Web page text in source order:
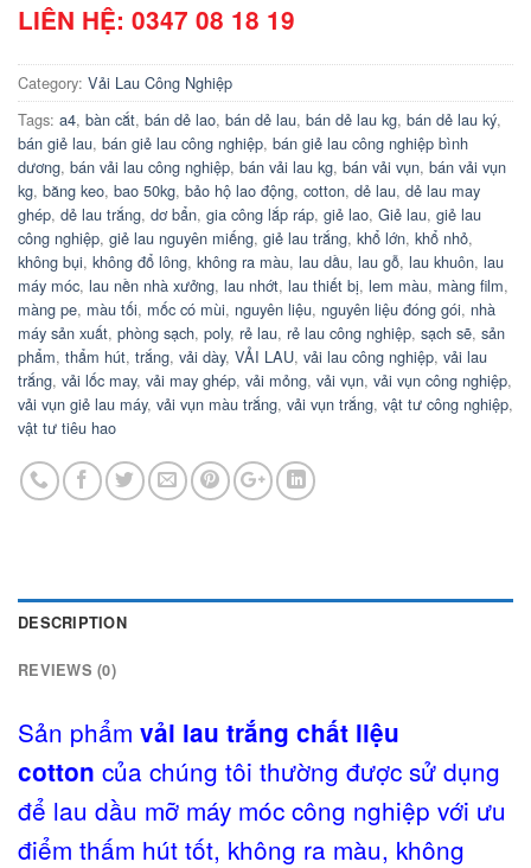
LIÊN HỆ: 0347 08 18 19
Category: Vải Lau Công Nghiệp
Tags: a4, bàn cắt, bán dẻ lao, bán dẻ lau, bán dẻ lau kg, bán dẻ lau ký,
bán giẻ lau, bán giẻ lau công nghiệp, bán giẻ lau công nghiệp bình
dương, bán vải lau công nghiệp, bán vải lau kg, bán vải vụn, bán vải vụn
kg, băng keo, bao 50kg, bảo hộ lao động, cotton, dẻ lau, dẻ lau may
ghép, dẻ lau trắng, dơ bẩn, gia công lắp ráp, giẻ lao, Giẻ lau, giẻ lau
công nghiệp, giẻ lau nguyên miếng, giẻ lau trắng, khổ lớn, khổ nhỏ,
không bụi, không đổ lông, không ra màu, lau dầu, lau gỗ, lau khuôn, lau
máy móc, lau nền nhà xưởng, lau nhớt, lau thiết bị, lem màu, màng film,
màng pe, màu tối, mốc có mùi, nguyên liệu, nguyên liệu đóng gói, nhà
máy sản xuất, phòng sạch, poly, rẻ lau, rẻ lau công nghiệp, sạch sẽ, sản
phẩm, thẩm hút, trắng, vải dày, VẢI LAU, vải lau công nghiệp, vải lau
trắng, vải lốc may, vải may ghép, vải mỏng, vải vụn, vải vụn công nghiệp,
vải vụn giẻ lau máy, vải vụn màu trắng, vải vụn trắng, vật tư công nghiệp,
vật tư tiêu hao
DESCRIPTION
REVIEWS (0)
Sản phẩm vải lau trắng chất liệu
cotton của chúng tôi thường được sử dụng
để lau dầu mỡ máy móc công nghiệp với ưu
điểm thấm hút tốt, không ra màu, không